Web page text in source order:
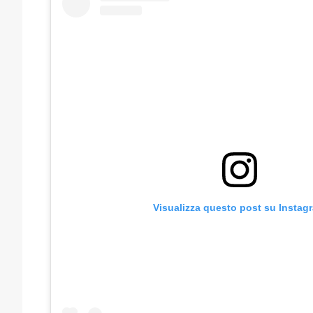
Visualizza questo post su